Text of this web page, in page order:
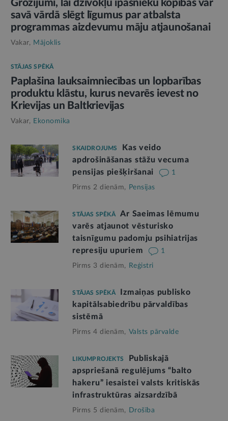
Grozījumi, lai dzīvokļu īpašnieku kopības var
savā vārdā slēgt līgumus par atbalsta
programmas aizdevumu māju atjaunošanai
Vakar, Mājoklis
STĀJAS SPĒKĀ
Paplašina lauksaimniecības un lopbarības
produktu klāstu, kurus nevarēs ievest no
Krievijas un Baltkrievijas
Vakar, Ekonomika
SKAIDROJUMS
Kas veido
apdrošināšanas stāžu vecuma
pensijas piešķiršanai
1
Pirms 2 dienām, Pensijas
STĀJAS SPĒKĀ
Ar Saeimas lēmumu
varēs atjaunot vēsturisko
taisnīgumu padomju psihiatrijas
represiju upuriem
1
Pirms 3 dienām, Reģistri
STĀJAS SPĒKĀ
Izmaiņas publisko
kapitālsabiedrību pārvaldības
sistēmā
Pirms 4 dienām, Valsts pārvalde
LIKUMPROJEKTS
Publiskajā
apspriešanā regulējums “balto
hakeru” iesaistei valsts kritiskās
infrastruktūras aizsardzībā
Pirms 5 dienām, Drošība